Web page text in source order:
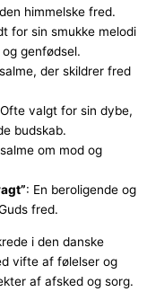
himmelske fred.
for sin smukke melodi
genfødsel.
der skildrer fred
valgt for sin dybe,
budskab.
om mod og
: En beroligende og
fred.
i den danske
vifte af følelser og
af afsked og sorg.